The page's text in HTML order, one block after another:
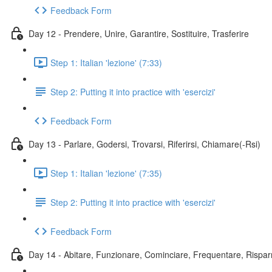
Feedback Form
Day 12 - Prendere, Unire, Garantire, Sostituire, Trasferire
Step 1: Italian 'lezione' (7:33)
Step 2: Putting it into practice with 'esercizi'
Feedback Form
Day 13 - Parlare, Godersi, Trovarsi, Riferirsi, Chiamare(-Rsi)
Step 1: Italian 'lezione' (7:35)
Step 2: Putting it into practice with 'esercizi'
Feedback Form
Day 14 - Abitare, Funzionare, Cominciare, Frequentare,